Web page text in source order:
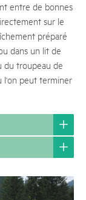
entre de bonnes
sur le
préparé
dans un lit de
du troupeau de
l'on peut terminer